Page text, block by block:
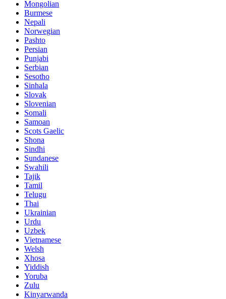
Mongolian
Burmese
Nepali
Norwegian
Pashto
Persian
Punjabi
Serbian
Sesotho
Sinhala
Slovak
Slovenian
Somali
Samoan
Scots Gaelic
Shona
Sindhi
Sundanese
Swahili
Tajik
Tamil
Telugu
Thai
Ukrainian
Urdu
Uzbek
Vietnamese
Welsh
Xhosa
Yiddish
Yoruba
Zulu
Kinyarwanda